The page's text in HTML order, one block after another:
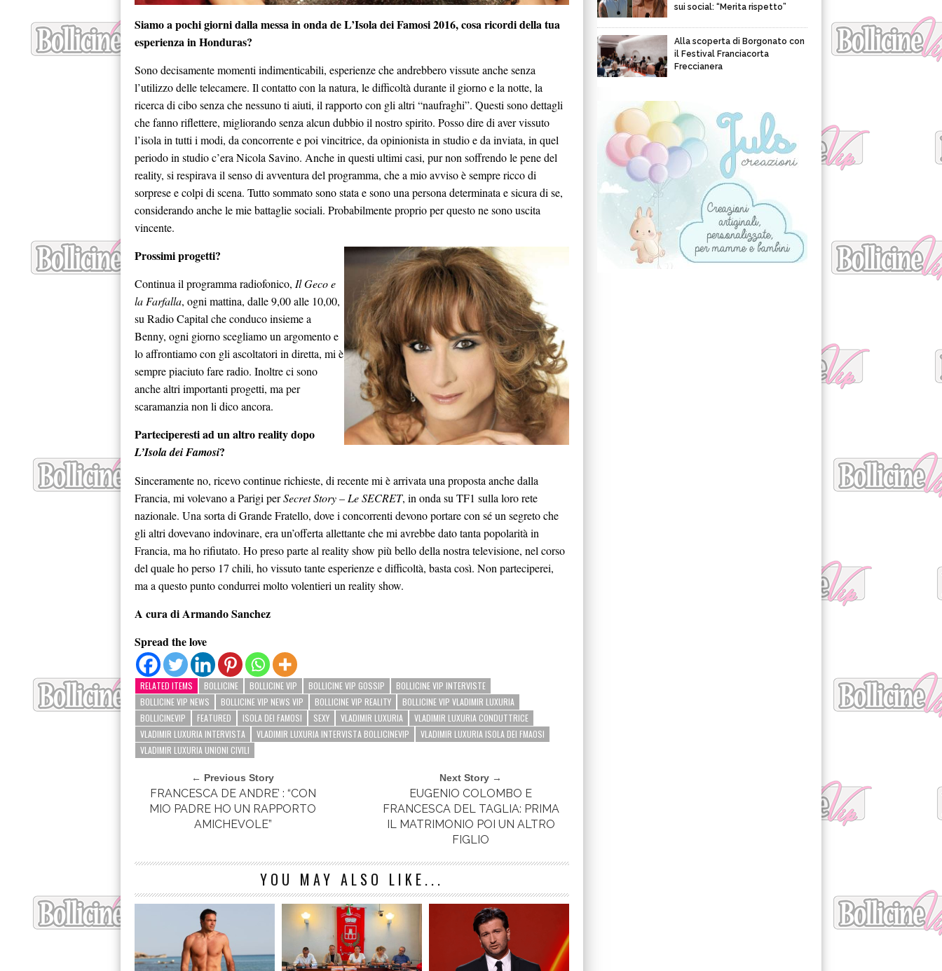
Siamo a pochi giorni dalla messa in onda de L’Isola dei Famosi 2016, cosa ricordi della tua
esperienza in Honduras?
Sono decisamente momenti indimenticabili, esperienze che andrebbero vissute anche senza
l’utilizzo delle telecamere. Il contatto con la natura, le difficoltà durante il giorno e la notte, la
ricerca di cibo senza che nessuno ti aiuti, il rapporto con gli altri “naufraghi”. Questi sono dettagli
che fanno riflettere, migliorando senza alcun dubbio il nostro spirito. Posso dire di aver vissuto
l’isola in tutti i modi, da concorrente e poi vincitrice, da opinionista in studio e da inviata, in quel
periodo in studio c’era Nicola Savino. Anche in questi ultimi casi, pur non soffrendo le pene del
reality, si respirava il senso di avventura del programma, che a mio avviso è sempre ricco di
sorprese e colpi di scena. Tutto sommato sono stata e sono una persona determinata e sicura di se,
considerando anche le mie battaglie sociali. Probabilmente proprio per questo ne sono uscita
vincente.
Prossimi progetti?
Continua il programma radiofonico, Il Geco e
la Farfalla, ogni mattina, dalle 9,00 alle 10,00,
su Radio Capital che conduco insieme a
Benny, ogni giorno scegliamo un argomento e
lo affrontiamo con gli ascoltatori in diretta, mi è
sempre piaciuto fare radio. Inoltre ci sono
anche altri importanti progetti, ma per
scaramanzia non li dico ancora.
Parteciperesti ad un altro reality dopo
L’Isola dei Famosi?
Sinceramente no, ricevo continue richieste, di recente mi è arrivata una proposta anche dalla
Francia, mi volevano a Parigi perSecret Story – Le SECRET, in onda su TF1 sulla loro rete
nazionale. Una sorta di Grande Fratello, dove i concorrenti devono portare con sé un segreto che
gli altri dovevano indovinare, era un’offerta allettante che mi avrebbe dato tanta popolarità in
Francia, ma ho rifiutato. Ho preso parte al reality show più bello della nostra televisione, nel corso
del quale ho perso 17 chili, ho vissuto tante esperienze e difficoltà, basta così. Non parteciperei,
ma a questo punto condurrei molto volentieri un reality show.
A cura di Armando Sanchez
Spread the love
RELATED ITEMS BOLLICINE BOLLICINE VIP BOLLICINE VIP GOSSIP
BOLLICINE VIP INTERVISTE
BOLLICINE VIP NEWS
BOLLICINE VIP NEWS VIP BOLLICINE VIP REALITY
BOLLICINE VIP VLADIMIR LUXURIA
BOLLICINEVIP
FEATURED ISOLA DEI FAMOSI SEXY VLADIMIR LUXURIA
VLADIMIR LUXURIA CONDUTTRICE
VLADIMIR LUXURIA INTERVISTA
VLADIMIR LUXURIA INTERVISTA BOLLICINEVIP
VLADIMIR LUXURIA ISOLA DEI FMAOSI
VLADIMIR LUXURIA UNIONI CIVILI
← Previous Story
FRANCESCA DE ANDRE’ : “CON
MIO PADRE HO UN RAPPORTO
AMICHEVOLE”
Next Story →
EUGENIO COLOMBO E
FRANCESCA DEL TAGLIA: PRIMA
IL MATRIMONIO POI UN ALTRO
FIGLIO
YOU MAY ALSO LIKE...
sui social: “Merita rispetto”
Alla scoperta di Borgonato con
il Festival Franciacorta
Freccianera